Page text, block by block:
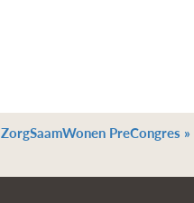
ZorgSaamWonen PreCongres »